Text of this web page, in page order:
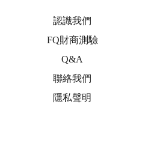
認識我們
FQ財商測驗
Q&A
聯絡我們
隱私聲明